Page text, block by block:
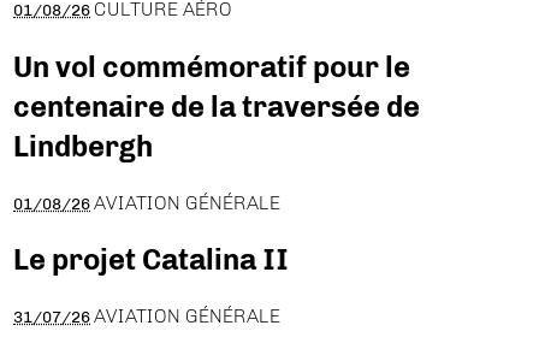
01/08/26 CULTURE AÉRO
Un vol commémoratif pour le
centenaire de la traversée de
Lindbergh
01/08/26 AVIATION GÉNÉRALE
Le projet Catalina II
31/07/26 AVIATION GÉNÉRALE